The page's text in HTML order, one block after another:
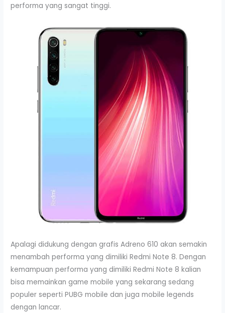
performa yang sangat tinggi.
Apalagi didukung dengan grafis Adreno 610 akan semakin
menambah performa yang dimiliki Redmi Note 8. Dengan
kemampuan performa yang dimiliki Redmi Note 8 kalian
bisa memainkan game mobile yang sekarang sedang
populer seperti PUBG mobile dan juga mobile legends
dengan lancar.